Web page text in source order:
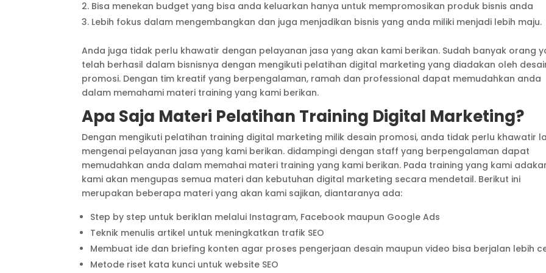
Bisa menekan budget yang bisa anda keluarkan hanya untuk mempromosikan produk bisnis anda
Lebih fokus dalam mengembangkan dan juga menjadikan bisnis yang anda miliki menjadi lebih maju.
Anda juga tidak perlu khawatir dengan pelayanan jasa yang akan kami berikan. Sudah banyak orang
telah berhasil dalam bisnisnya dengan mengikuti pelatihan digital marketing yang diadakan oleh
promosi. Dengan tim kreatif yang berpengalaman, ramah dan professional dapat memudahkan anda
dalam memahami materi training yang kami berikan.
Apa Saja Materi Pelatihan Training Digital Marketing?
Dengan mengikuti pelatihan training digital marketing milik desain promosi, anda tidak perlu khawatir
mengenai pelayanan jasa yang kami berikan. didampingi dengan staff yang berpengalaman dapat
memudahkan anda dalam memahai materi training yang kami berikan. Pada training yang kami
kami akan mengupas semua materi dan kebutuhan digital marketing secara mendetail. Berikut ini
merupakan beberapa materi yang akan kami sajikan, diantaranya ada:
Step by step untuk beriklan melalui Instagram, Facebook maupun Google Ads
Teknik menulis artikel untuk meningkatkan trafik SEO
Membuat ide dan briefing konten agar proses pengerjaan desain maupun video bisa berjalan lebih
Metode riset kata kunci untuk website SEO